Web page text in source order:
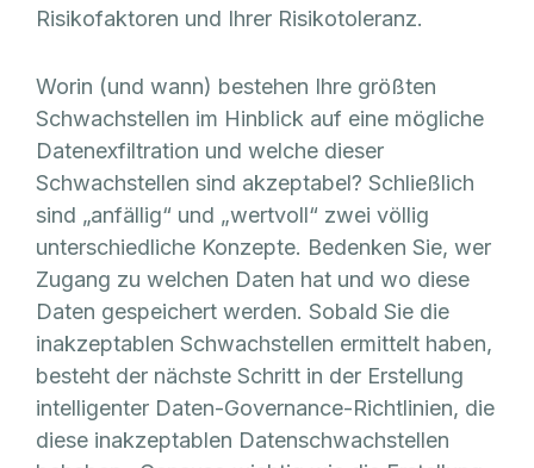
Risikofaktoren und Ihrer Risikotoleranz.
Worin (und wann) bestehen Ihre größten
Schwachstellen im Hinblick auf eine mögliche
Datenexfiltration und welche dieser
Schwachstellen sind akzeptabel? Schließlich
sind „anfällig“ und „wertvoll“ zwei völlig
unterschiedliche Konzepte. Bedenken Sie, wer
Zugang zu welchen Daten hat und wo diese
Daten gespeichert werden. Sobald Sie die
inakzeptablen Schwachstellen ermittelt haben,
besteht der nächste Schritt in der Erstellung
intelligenter Daten-Governance-Richtlinien, die
diese inakzeptablen Datenschwachstellen